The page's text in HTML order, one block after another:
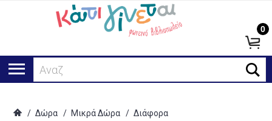
Αναζήτησ
0
/ Δώρα / Μικρά Δώρα / Διάφορα